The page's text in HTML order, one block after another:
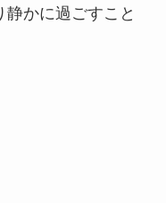
かに過ごすこと